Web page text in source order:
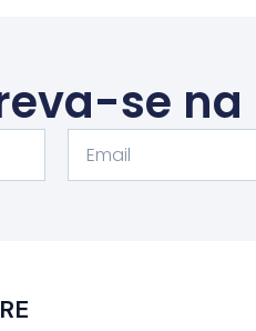
se